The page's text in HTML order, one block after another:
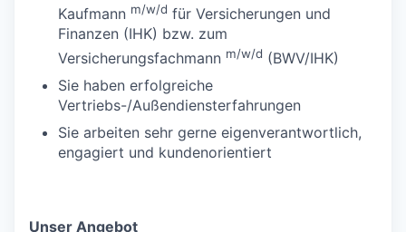
Kaufmann m/w/d für Versicherungen und
Finanzen (IHK) bzw. zum
Versicherungsfachmann m/w/d (BWV/IHK)
Sie haben erfolgreiche
Vertriebs-/Außendiensterfahrungen
Sie arbeiten sehr gerne eigenverantwortlich,
engagiert und kundenorientiert
Unser Angebot